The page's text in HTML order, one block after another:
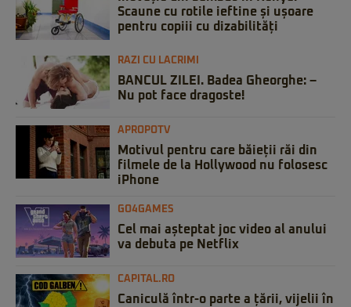
Scaune cu rotile ieftine și ușoare
pentru copiii cu dizabilități
RAZI CU LACRIMI
BANCUL ZILEI. Badea Gheorghe: –
Nu pot face dragoste!
APROPOTV
Motivul pentru care băieții răi din
filmele de la Hollywood nu folosesc
iPhone
GO4GAMES
Cel mai așteptat joc video al anului
va debuta pe Netflix
CAPITAL.RO
Caniculă într-o parte a țării, vijelii în